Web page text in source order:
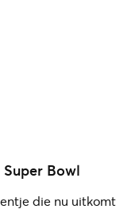
Bowl
die nu uitkomt